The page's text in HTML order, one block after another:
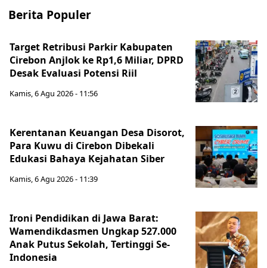
Berita Populer
Target Retribusi Parkir Kabupaten
Cirebon Anjlok ke Rp1,6 Miliar, DPRD
Desak Evaluasi Potensi Riil
Kamis, 6 Agu 2026 - 11:56
Kerentanan Keuangan Desa Disorot,
Para Kuwu di Cirebon Dibekali
Edukasi Bahaya Kejahatan Siber
Kamis, 6 Agu 2026 - 11:39
Ironi Pendidikan di Jawa Barat:
Wamendikdasmen Ungkap 527.000
Anak Putus Sekolah, Tertinggi Se-
Indonesia